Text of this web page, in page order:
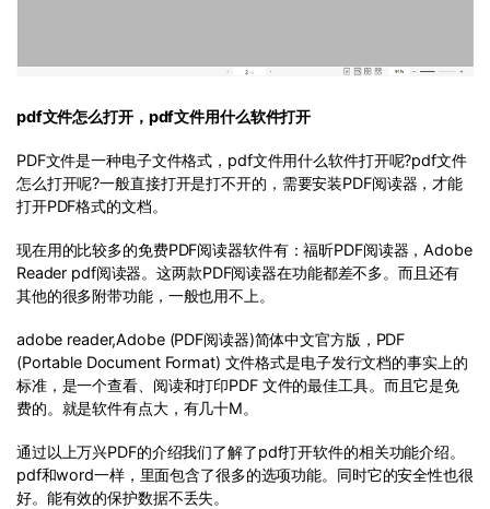
pdf文件怎么打开，pdf文件用什么软件打开
PDF文件是一种电子文件格式，pdf文件用什么软件打开呢?pdf文件
怎么打开呢?一般直接打开是打不开的，需要安装PDF阅读器，才能
打开PDF格式的文档。
现在用的比较多的免费PDF阅读器软件有：福昕PDF阅读器，Adobe
Reader pdf阅读器。这两款PDF阅读器在功能都差不多。而且还有
其他的很多附带功能，一般也用不上。
adobe reader,Adobe (PDF阅读器)简体中文官方版，PDF
(Portable Document Format) 文件格式是电子发行文档的事实上的
标准，是一个查看、阅读和打印PDF 文件的最佳工具。而且它是免
费的。就是软件有点大，有几十M。
通过以上万兴PDF的介绍我们了解了pdf打开软件的相关功能介绍。
pdf和word一样，里面包含了很多的选项功能。同时它的安全性也很
好。能有效的保护数据不丢失。